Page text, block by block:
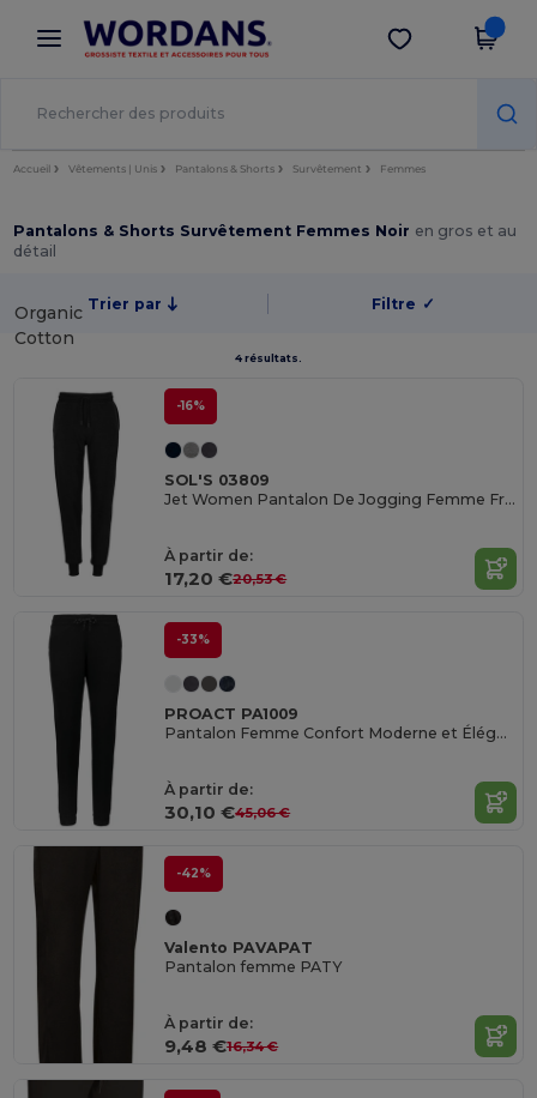
× Appli Wordans
Meilleurs prix sur l’app !
Obtenir l'appli
Accueil Vêtements | Unis Pantalons & Shorts Survêtement Femmes
Pantalons & Shorts Survêtement Femmes Noir en gros et au
détail
Trier par Filtre ✓
4 résultats.
Organic
Cotton
-16%
SOL'S 03809
Jet Women Pantalon De Jogging Femme French Terry
À partir de:
17,20 €20,53 €
-33%
PROACT PA1009
Pantalon Femme Confort Moderne et Élégant
À partir de:
30,10 €45,06 €
-42%
Valento PAVAPAT
Pantalon femme PATY
À partir de:
9,48 €16,34 €